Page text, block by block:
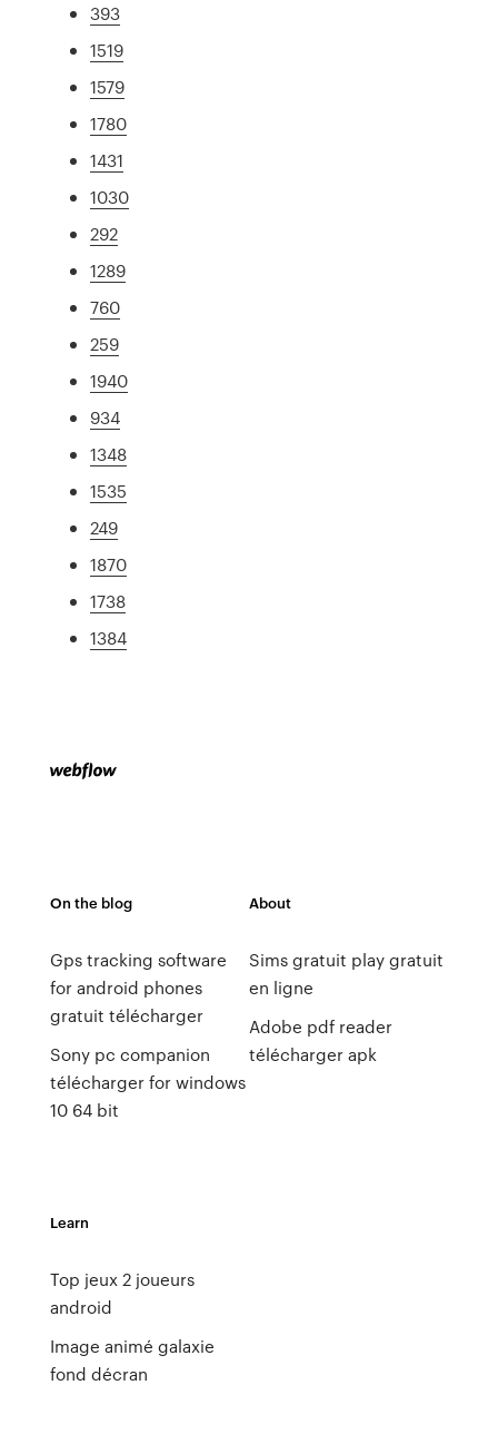
393
1519
1579
1780
1431
1030
292
1289
760
259
1940
934
1348
1535
249
1870
1738
1384
On the blog
Gps tracking software
for android phones
gratuit télécharger
Sony pc companion
télécharger for windows
10 64 bit
About
Sims gratuit play gratuit
en ligne
Adobe pdf reader
télécharger apk
Learn
Top jeux 2 joueurs
android
Image animé galaxie
fond décran